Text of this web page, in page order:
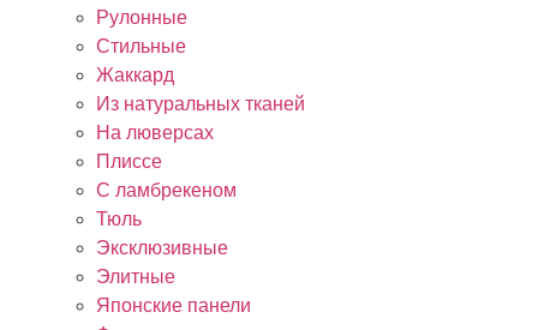
Рулонные
Стильные
Жаккард
Из натуральных тканей
На люверсах
Плиссе
С ламбрекеном
Тюль
Эксклюзивные
Элитные
Японские панели